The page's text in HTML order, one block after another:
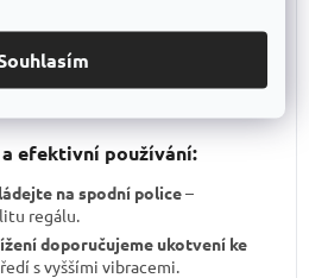
nejenspolehlivý regál, ale i
dostupnosti produktů
efektivní používání:
na spodní police–
regálu.
doporučujeme ukotvení ke
s vyššími vibracemi.